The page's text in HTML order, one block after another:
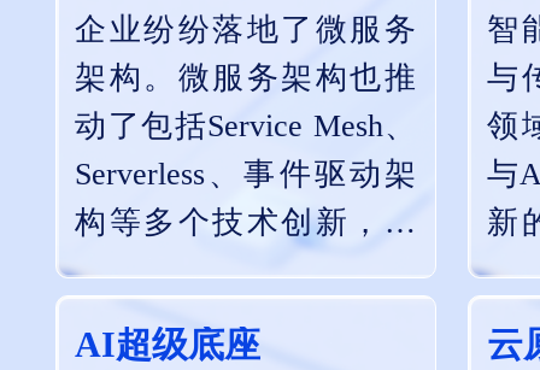
企业纷纷落地了微服务
架构。微服务架构也推
动了包括Service Mesh、
Serverless、事件驱动架
构等多个技术创新，这
些技术有望反过来进一
步扩展微服务架构。与
智
与
领
与
新
专
AI超级底座 云